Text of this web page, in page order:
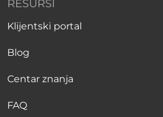
RESURSI
Klijentski portal
Blog
Centar znanja
FAQ